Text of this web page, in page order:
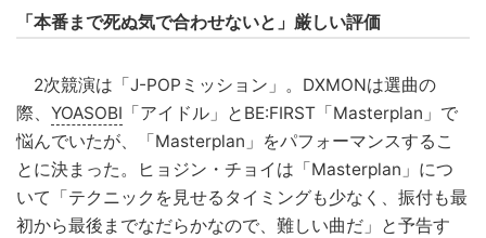
「本番まで死ぬ気で合わせないと」厳しい評価
2次競演は「J-POPミッション」。DXMONは選曲の
際、 YOASOBI 「アイドル」とBE:FIRST「Masterplan」で
悩んでいたが、「Masterplan」をパフォーマンスするこ
とに決まった。ヒョジン・チョイは「Masterplan」につ
いて「テクニックを見せるタイミングも少なく、振付も最
初から最後までなだらかなので、難しい曲だ」と予告す